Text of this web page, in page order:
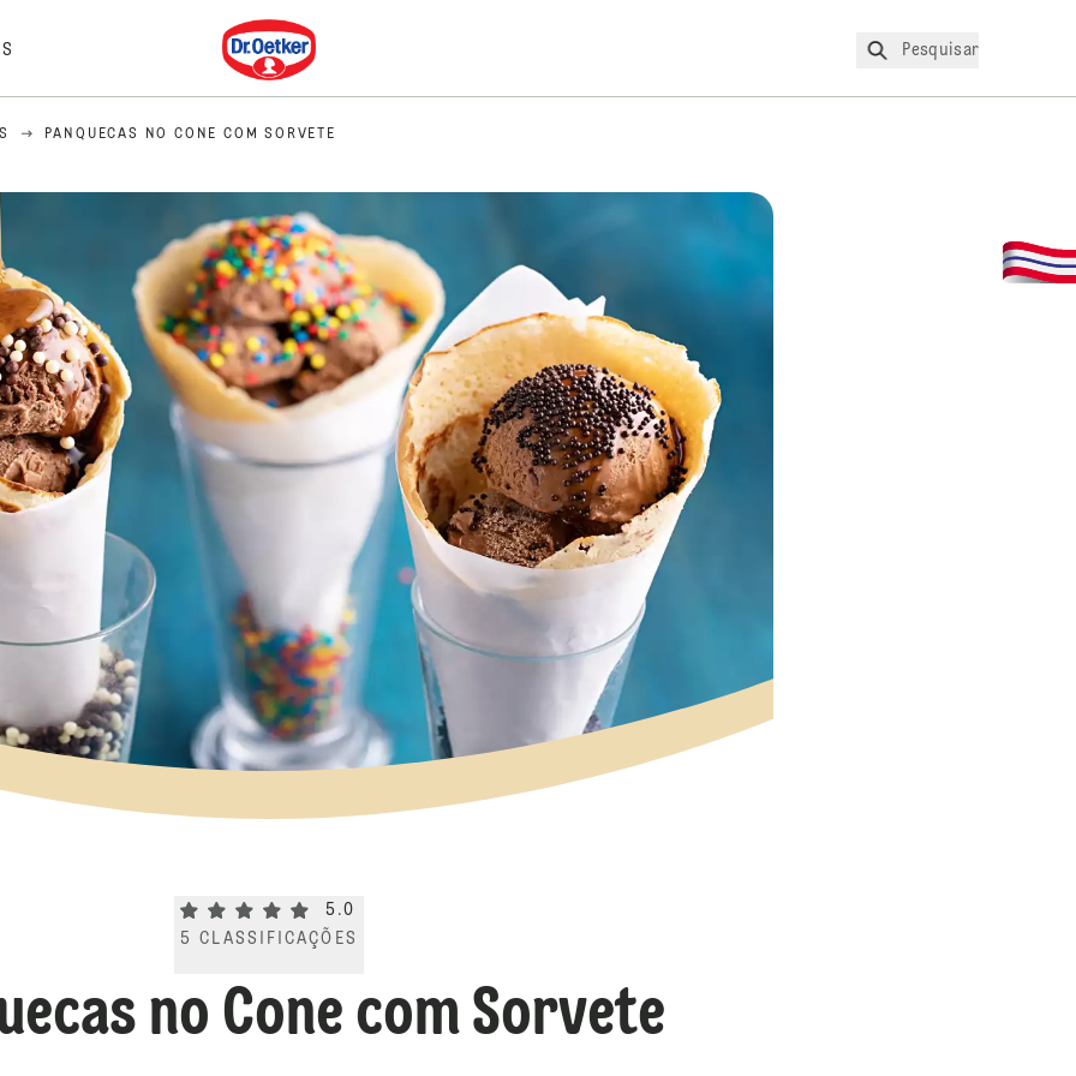
Dr. Oetker
Pesquisar
PANQUECAS NO CONE COM SORVETE
Current rating 5.0. Click to rate.
5.0
5
CLASSIFICAÇÕES
no Cone com Sorvete